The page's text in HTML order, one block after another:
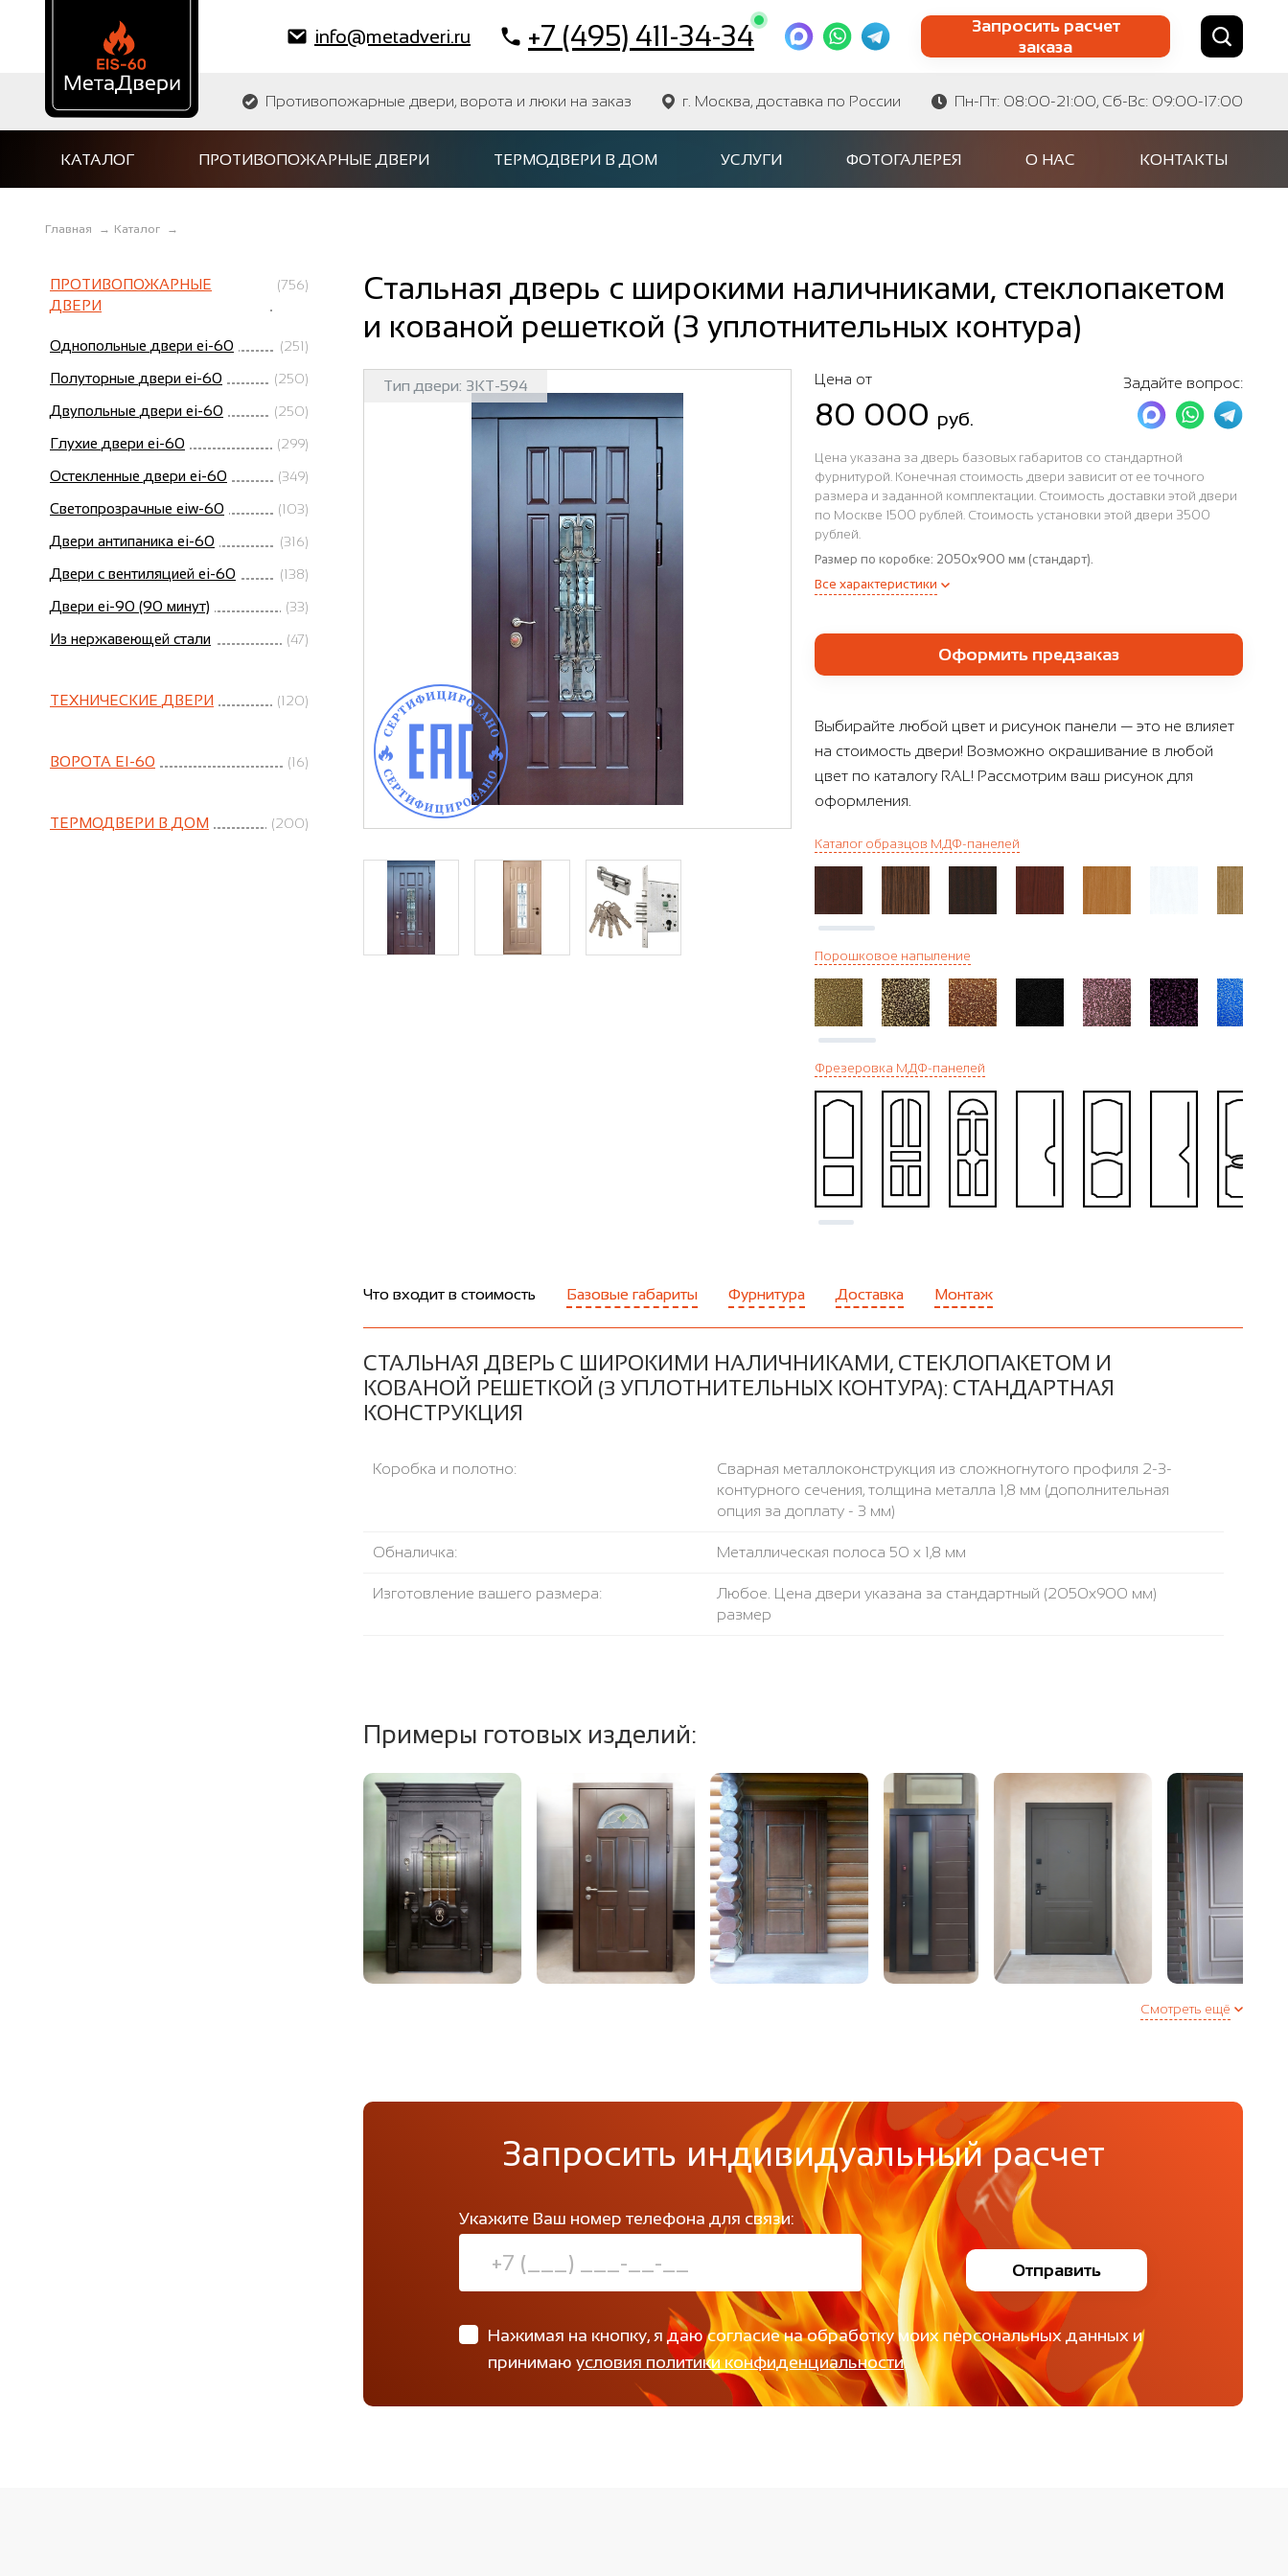
info@metadveri.ru +7 (495) 411-34-34
Запросить расчет
заказа
Найти по сайту Найти по артикулу
Противопожарные двери, ворота и люки на заказ г. Москва, доставка по России Пн-Пт: 08:00-21:00, Сб-Вс: 09:00-17:00
КАТАЛОГ ПРОТИВОПОЖАРНЫЕ ДВЕРИ ТЕРМОДВЕРИ В ДОМ УСЛУГИ ФОТОГАЛЕРЕЯ О НАС КОНТАКТЫ
Главная → Каталог →
ПРОТИВОПОЖАРНЫЕ
ДВЕРИ
(756)
Однопольные двери ei-60 (251)
Полуторные двери ei-60 (250)
Двупольные двери ei-60 (250)
Глухие двери ei-60 (299)
Остекленные двери ei-60 (349)
Светопрозрачные eiw-60 (103)
Двери антипаника ei-60 (316)
Двери с вентиляцией ei-60 (138)
Двери ei-90 (90 минут) (33)
Из нержавеющей стали (47)
ТЕХНИЧЕСКИЕ ДВЕРИ (120)
ВОРОТА EI-60 (16)
ТЕРМОДВЕРИ В ДОМ (200)
Стальная дверь с широкими наличниками, стеклопакетом
и кованой решеткой (3 уплотнительных контура)
Тип двери: 3КТ-594 Цена от
80 000 руб.
Задайте вопрос:
Цена указана за дверь базовых габаритов со стандартной
фурнитурой. Конечная стоимость двери зависит от ее точного
размера и заданной комплектации. Стоимость доставки этой двери
по Москве 1500 рублей. Стоимость установки этой двери 3500
рублей.
Размер по коробке: 2050x900 мм (стандарт).
Все характеристики
Оформить предзаказ
Выбирайте любой цвет и рисунок панели — это не влияет
на стоимость двери! Возможно окрашивание в любой
цвет по каталогу RAL! Рассмотрим ваш рисунок для
оформления.
Каталог образцов МДФ-панелей
Порошковое напыление
Фрезеровка МДФ-панелей
Что входит в стоимость Базовые габариты Фурнитура Доставка Монтаж
СТАЛЬНАЯ ДВЕРЬ С ШИРОКИМИ НАЛИЧНИКАМИ, СТЕКЛОПАКЕТОМ И
КОВАНОЙ РЕШЕТКОЙ (3 УПЛОТНИТЕЛЬНЫХ КОНТУРА): СТАНДАРТНАЯ
КОНСТРУКЦИЯ
Коробка и полотно:
Сварная металлоконструкция из сложногнутого профиля 2-3-
контурного сечения, толщина металла 1,8 мм (дополнительная
опция за доплату - 3 мм)
Обналичка: Металлическая полоса 50 х 1,8 мм
Изготовление вашего размера:
Любое. Цена двери указана за стандартный (2050x900 мм)
размер
Уплотнитель:
Примеры готовых изделий:
Смотреть ещё
Запросить индивидуальный расчет
Укажите Ваш номер телефона для связи:
Отправить
Нажимая на кнопку, я даю согласие на обработку моих персональных данных и
принимаю условия политики конфиденциальности.